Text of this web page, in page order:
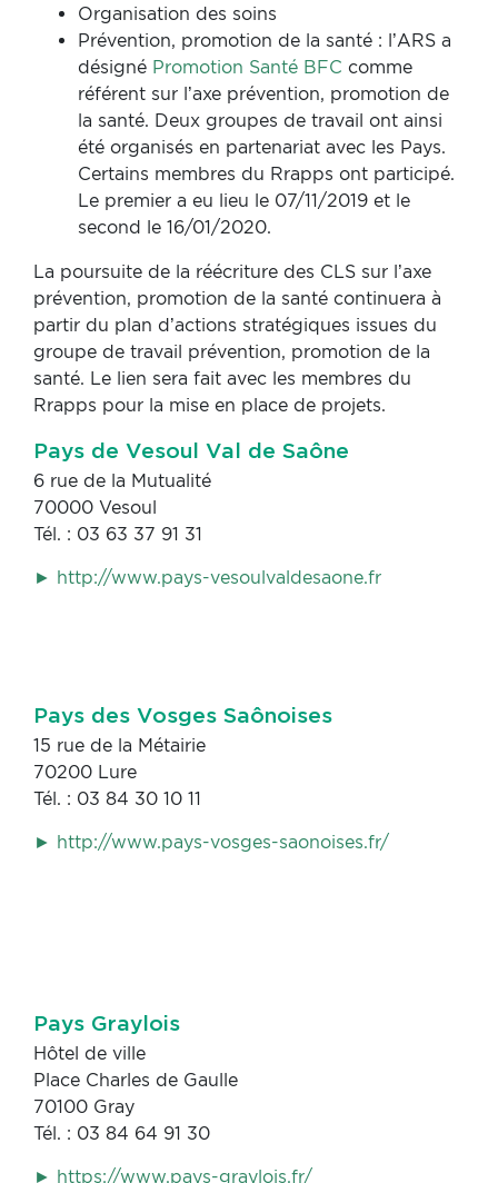
Organisation des soins
Prévention, promotion de la santé : l’ARS a
désigné Promotion Santé BFC comme
référent sur l’axe prévention, promotion de
la santé. Deux groupes de travail ont ainsi
été organisés en partenariat avec les Pays.
Certains membres du Rrapps ont participé.
Le premier a eu lieu le 07/11/2019 et le
second le 16/01/2020.
La poursuite de la réécriture des CLS sur l’axe
prévention, promotion de la santé continuera à
partir du plan d’actions stratégiques issues du
groupe de travail prévention, promotion de la
santé. Le lien sera fait avec les membres du
Rrapps pour la mise en place de projets.
Pays de Vesoul Val de Saône
6 rue de la Mutualité
70000 Vesoul
Tél. : 03 63 37 91 31
► http://www.pays-vesoulvaldesaone.fr
Pays des Vosges Saônoises
15 rue de la Métairie
70200 Lure
Tél. : 03 84 30 10 11
► http://www.pays-vosges-saonoises.fr/
Pays Graylois
Hôtel de ville
Place Charles de Gaulle
70100 Gray
Tél. : 03 84 64 91 30
► https://www.pays-graylois.fr/